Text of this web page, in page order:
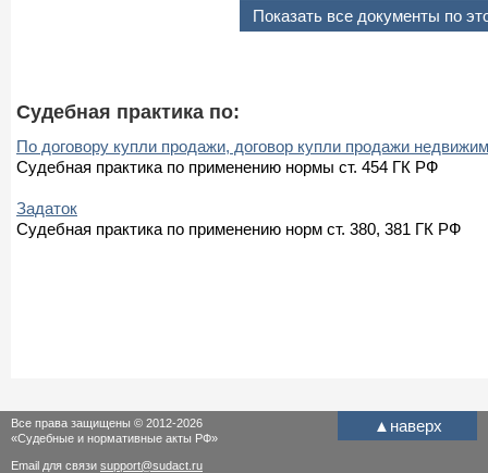
Показать все документы по
Судебная практика по:
По договору купли продажи, договор купли продажи
Судебная практика по применению нормы ст. 454 ГК РФ
Задаток
Судебная практика по применению норм ст. 380, 381 ГК РФ
▲ наверх
Все права защищены © 2012-2026
«Судебные и нормативные акты РФ»
Email для связи support@sudact.ru